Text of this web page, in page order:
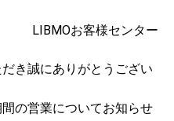
LIBMOお客様センター
き誠にありがとうござい
の営業についてお知らせ